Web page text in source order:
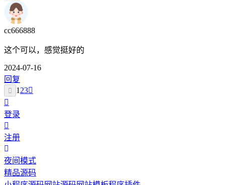
cc666888
这个可以，感觉挺好的
2024-07-16
回复
1 23
登录
注册
夜间模式
精品源码